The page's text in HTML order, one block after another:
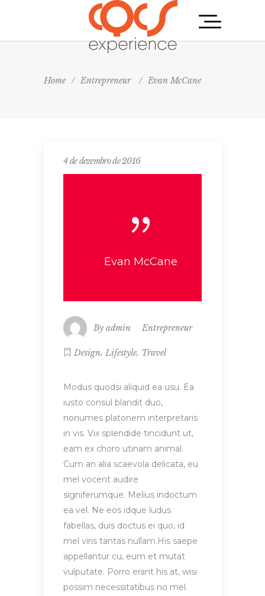
Home / Entrepreneur / Evan McCane
4 de dezembro de 2016
Evan McCane
By admin Entrepreneur
Design, Lifestyle, Travel
Modus quodsi aliquid ea usu. Ea
iusto consul blandit duo,
nonumes platonem interpretaris
in vis. Vix splendide tincidunt ut,
eam ex choro utinam animal.
Cum an alia scaevola delicata, eu
mel vocent audire
signiferumque. Melius indoctum
ea vel. Ne eos idque ludus
fabellas, duis doctus ei quo, id
mel viris tantas nullam.His saepe
appellantur cu, eum et mutat
vulputate. Porro erant his at, wisi
possim necessitatibus no mel.